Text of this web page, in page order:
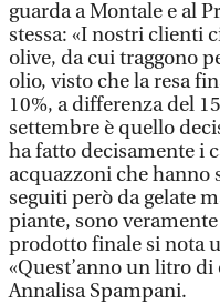
guarda a Montale e al
stessa: «I nostri clienti
olive, da cui traggono
olio, visto che la resa
10%, a differenza del
settembre è quello
ha fatto decisamente i
acquazzoni che hanno
seguiti però da gelate
piante, sono
prodotto finale si nota
«Quest’anno un litro
Annalisa Spampani.